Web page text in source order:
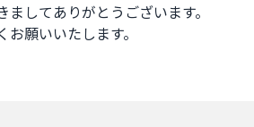
してありがとうございます。
願いいたします。